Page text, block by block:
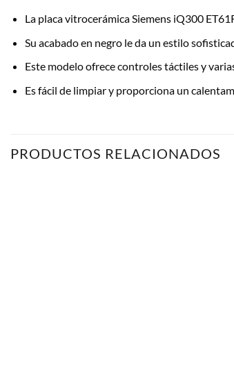
La placa vitrocerámica Siemens iQ300
Su acabado en negro le da un estilo
Este modelo ofrece controles táctiles y
Es fácil de limpiar y proporciona un
PRODUCTOS RELACIONADOS